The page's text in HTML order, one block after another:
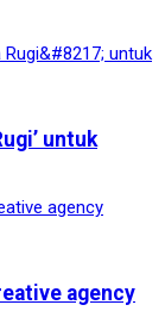
untuk
agency